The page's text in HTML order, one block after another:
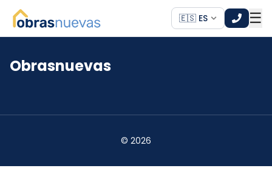
🇪🇸 ES ☰
*
Obrasnuevas
© 2026